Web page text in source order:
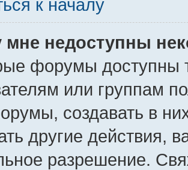
к началу
мне недоступны
форумы доступны
или группам
создавать в
другие действия,
разрешение.